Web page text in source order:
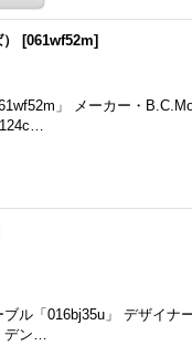
[061wf52m]
」 メーカー・
ル「016bj35u」 デザイナ
デン…